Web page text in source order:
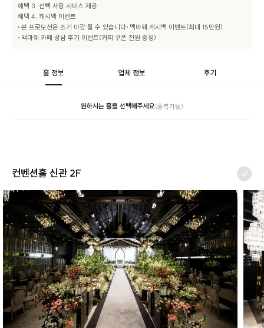
혜택 3. 선택 사항 서비스 제공
혜택 4. 캐시백 이벤트
• 본 프로모션은 조기 마감 될 수 있습니다​• 멕마웨 캐시백 이벤트(최대 15만원)
• 맥마웨 카페 상담 후기 이벤트(커피 쿠폰 전원 증정)
홀 정보 업체 정보 후기
원하시는 홀을 선택해주세요(중복가능)
컨벤션홀 신관 2F